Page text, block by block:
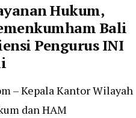
Hukum,
Bali
Pengurus INI
– Kepala Kantor Wilayah
dan HAM